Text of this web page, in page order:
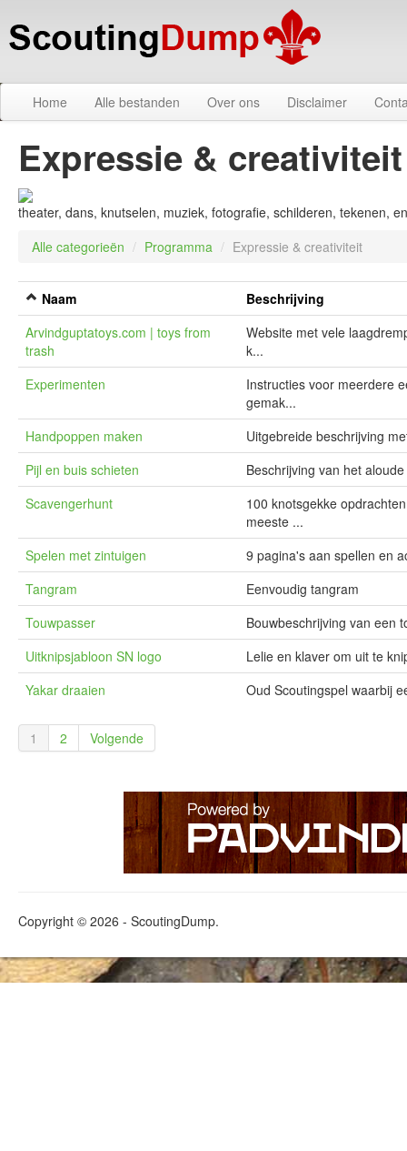
Home Alle bestanden Over ons Disclaimer
Expressie & creativiteit
theater, dans, knutselen, muziek, fotografie, schilderen, tekenen,
Alle categorieën / Programma / Expressie & creativiteit
Naam
Beschrijving
Arvindguptatoys.com | toys from
trash
Website met vele
k...
Experimenten
Instructies voor meerdere
gemak...
Handpoppen maken
Uitgebreide beschrijving
Pijl en buis schieten
Beschrijving van het
Scavengerhunt
100 knotsgekke
meeste ...
Spelen met zintuigen
9 pagina's aan spellen en
Tangram
Eenvoudig tangram
Touwpasser
Bouwbeschrijving van een
Uitknipsjabloon SN logo
Lelie en klaver om uit te
Yakar draaien
Oud Scoutingspel waarbij
1 2 Volgende
Copyright © 2026 - ScoutingDump.